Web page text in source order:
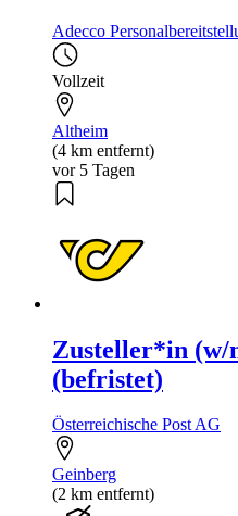
Adecco
Vollzeit
Altheim
(4 km entfernt)
vor 5 Tagen
Zusteller*in (w/
(befristet)
Österreichische Post AG
Geinberg
(2 km entfernt)